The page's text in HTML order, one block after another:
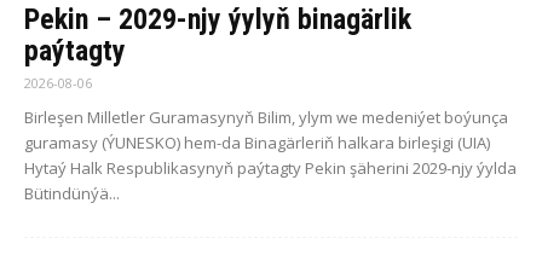
Pekin – 2029-njy ýylyň binagärlik
paýtagty
2026-08-06
Birleşen Milletler Guramasynyň Bilim, ylym we medeniýet boýunça
guramasy (ÝUNESKO) hem-da Binagärleriň halkara birleşigi (UIA)
Hytaý Halk Respublikasynyň paýtagty Pekin şäherini 2029-njy ýylda
Bütindünýä...